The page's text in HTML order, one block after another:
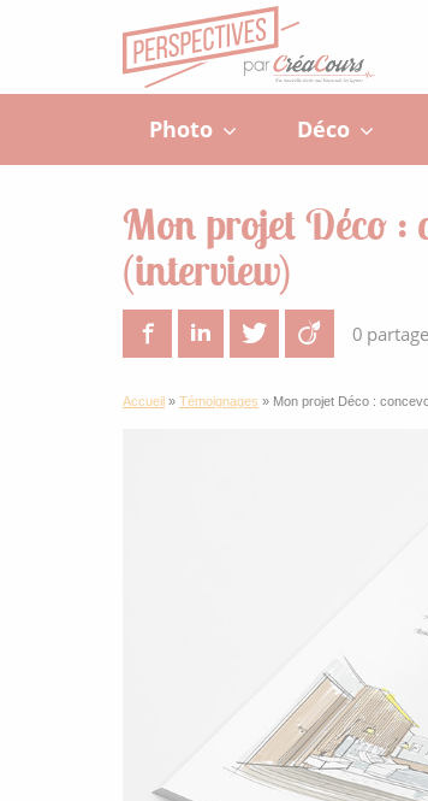
Photo Déco
Mon projet Déco :
(interview)
FacebookLinkedIn Twitter Viadeo
0
Accueil » Témoignages » Mon projet Déco :